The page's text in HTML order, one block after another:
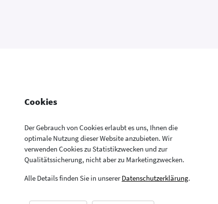
Cookies
Der Gebrauch von Cookies erlaubt es uns, Ihnen die
optimale Nutzung dieser Website anzubieten. Wir
verwenden Cookies zu Statistikzwecken und zur
Qualitätssicherung, nicht aber zu Marketingzwecken.
Alle Details finden Sie in unsererDatenschutzerklärung.
Konsumentenfragen Newsletter
Aktuelle Neuigkeiten aus allen Bereichen der
Konsumentenfragen
Newsletter Kontakt
Datenschutzerklärung